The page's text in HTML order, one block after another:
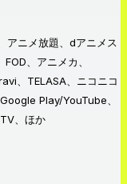
アニメ放題、dアニメス
、アニメカ、
、TELASA、ニコニコ
Play/YouTube、
、ほか